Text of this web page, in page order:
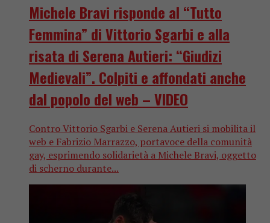
Michele Bravi risponde al “Tutto
Femmina” di Vittorio Sgarbi e alla
risata di Serena Autieri: “Giudizi
Medievali”. Colpiti e affondati anche
dal popolo del web – VIDEO
Contro Vittorio Sgarbi e Serena Autieri si mobilita il
web e Fabrizio Marrazzo, portavoce della comunità
gay, esprimendo solidarietà a Michele Bravi, oggetto
di scherno durante...